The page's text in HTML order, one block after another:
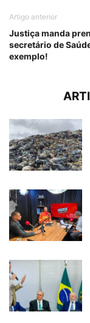
Artigo anterior
Justiça manda
secretário de
exemplo!